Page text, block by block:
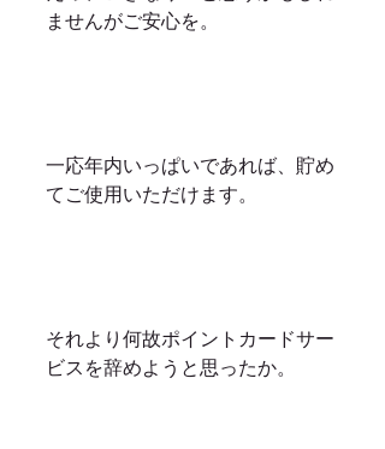
ませんがご安心を。
一応年内いっぱいであれば、貯め
てご使用いただけます。
それより何故ポイントカードサー
ビスを辞めようと思ったか。